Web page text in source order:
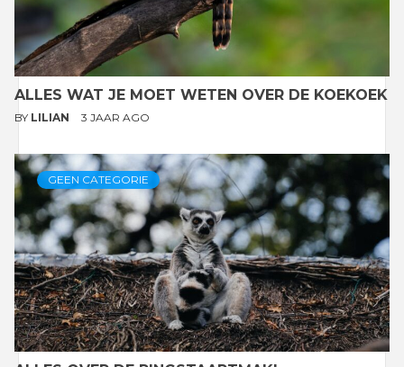
ALLES WAT JE MOET WETEN OVER DE KOEKOEK
BY LILIAN 3 JAAR AGO
GEEN CATEGORIE